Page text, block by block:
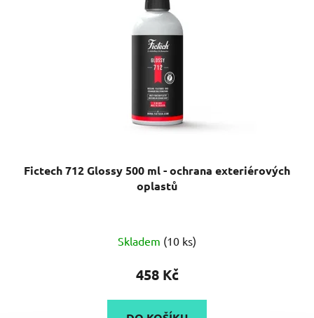
Fictech 712 Glossy 500 ml - ochrana exteriérových
oplastů
Skladem (10 ks)
458 Kč